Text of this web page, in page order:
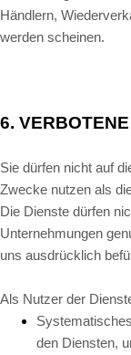
Händlern,
werden scheinen.
6.
Sie dürfen nicht auf
Zwecke nutzen als
Die Dienste dürfen
Unternehmungen
uns ausdrücklich
Als Nutzer der
den Diensten,